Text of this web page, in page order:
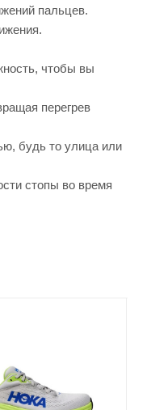
пальцев.
чтобы вы
перегрев
будь то улица или
стопы во время